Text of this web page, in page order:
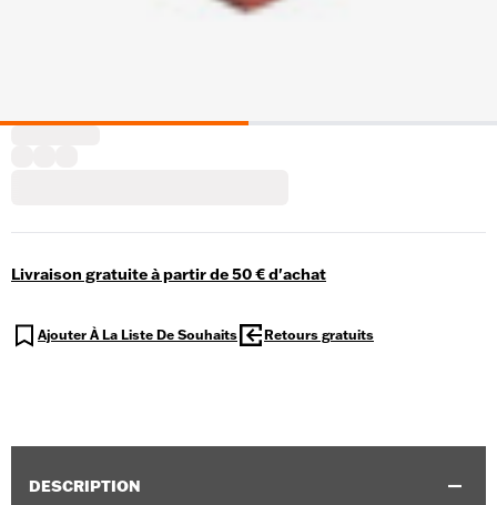
Livraison gratuite à partir de 50 € d'achat
Ajouter À La Liste De Souhaits Retours gratuits
DESCRIPTION